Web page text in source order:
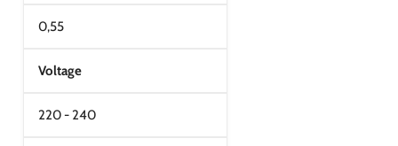
0,55
Voltage
220 - 240